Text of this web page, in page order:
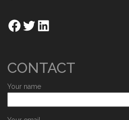
CONTACT
Your name